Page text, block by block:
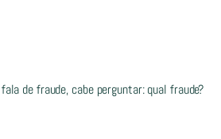
de fraude, cabe perguntar: qual fraude?